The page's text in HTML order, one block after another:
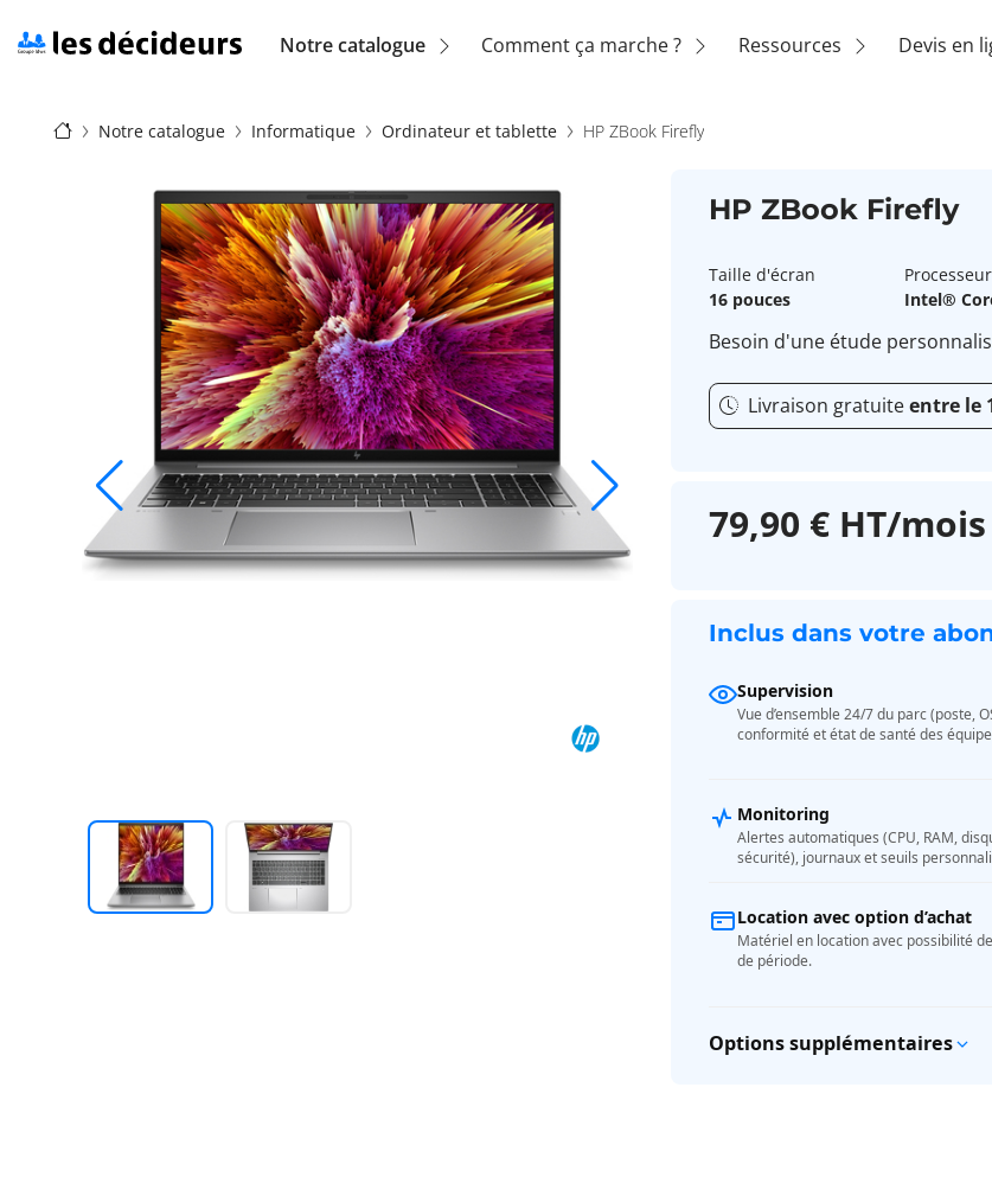
au
contenu
Navigation
(location)
Notre catalogue Comment ça marche ? Ressources Devis en
Fil
Notre catalogue Informatique Ordinateur et tablette HP ZBook Firefly
HP ZBook Firefly
Taille d'écran
16 pouces
Processeur
Intel®
Besoin d'une étude
Livraison gratuiteentre le
79,90 € HT/mois
Inclus dans votre
Supervision
Vue d’ensemble 24/7 du parc (poste,
conformité et état de santé des
Monitoring
Alertes automatiques (CPU, RAM,
sécurité), journaux et seuils
Location avec option d’achat
Matériel en location avec possibilité
de période.
Options supplémentaires